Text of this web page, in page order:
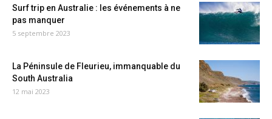
Surf trip en Australie : les événements à ne
pas manquer
5 septembre 2023
La Péninsule de Fleurieu, immanquable du
South Australia
12 mai 2023